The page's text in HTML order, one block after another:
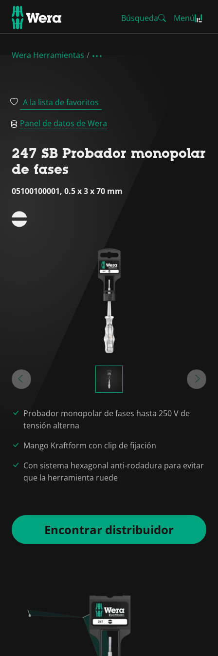
Búsqueda Menú
Wera Herramientas
A la lista de favoritos
Panel de datos de Wera
247 SB Probador monopolar
de fases
05100100001, 0.5 x 3 x 70 mm
Probador monopolar de fases hasta 250 V de
tensión alterna
Mango Kraftform con clip de fijación
Con sistema hexagonal anti-rodadura para evitar
que la herramienta ruede
Encontrar distribuidor